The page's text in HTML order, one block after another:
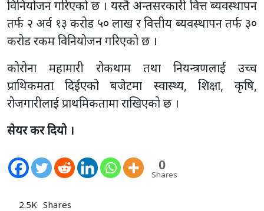
विनियोजन गरिएको छ । यस्तै अन्तसरकारी वित्त ब्यवस्थापन
तर्फ २ अर्व १३ करोड ५० लाख र वित्तीय ब्यवस्थापन तर्फ ३०
करोड रकम विनियोजन गरिएको छ ।
कोरोना महामारी रोकथाम तथा नियन्त्रणलाई उच्च
प्राथिकमता दिईएको बजेटमा स्वास्थ्य, शिक्षा, कृषि,
रोजगारीलाई प्राथमिकतामा राखिएको छ ।
सेयर कर दियो ।
0
Shares
2.5K Shares